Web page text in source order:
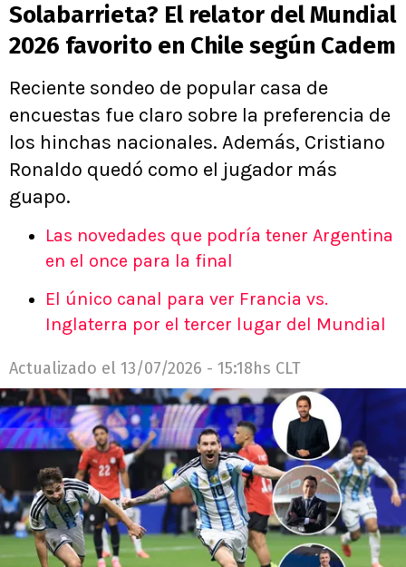
Solabarrieta? El relator del Mundial
2026 favorito en Chile según Cadem
Reciente sondeo de popular casa de
encuestas fue claro sobre la preferencia de
los hinchas nacionales. Además, Cristiano
Ronaldo quedó como el jugador más
guapo.
Las novedades que podría tener Argentina
en el once para la final
El único canal para ver Francia vs.
Inglaterra por el tercer lugar del Mundial
Actualizado el 13/07/2026 - 15:18hs CLT